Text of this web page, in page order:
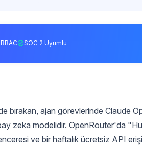
SOC 2 Uyumlu
bırakan, ajan görevlerinde Claude
zeka modelidir. OpenRouter'da
ve bir haftalık ücretsiz API